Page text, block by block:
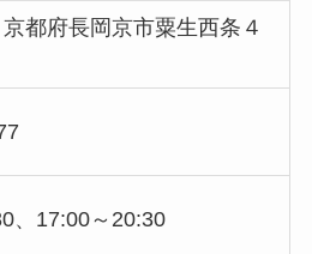
都府長岡京市粟生西条４
、17:00～20:30